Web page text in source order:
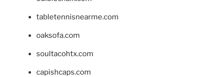
tabletennisnearme.com
oaksofa.com
soultacohtx.com
capishcaps.com